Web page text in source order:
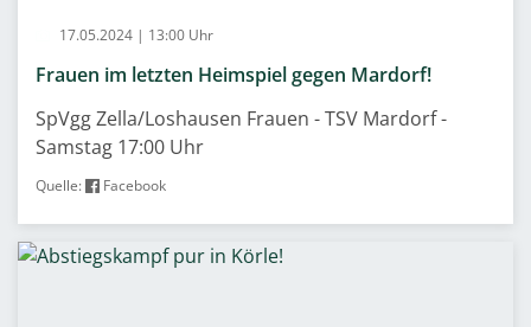
17.05.2024 | 13:00 Uhr
Frauen im letzten Heimspiel gegen Mardorf!
SpVgg Zella/Loshausen Frauen - TSV Mardorf -
Samstag 17:00 Uhr
Quelle: Facebook